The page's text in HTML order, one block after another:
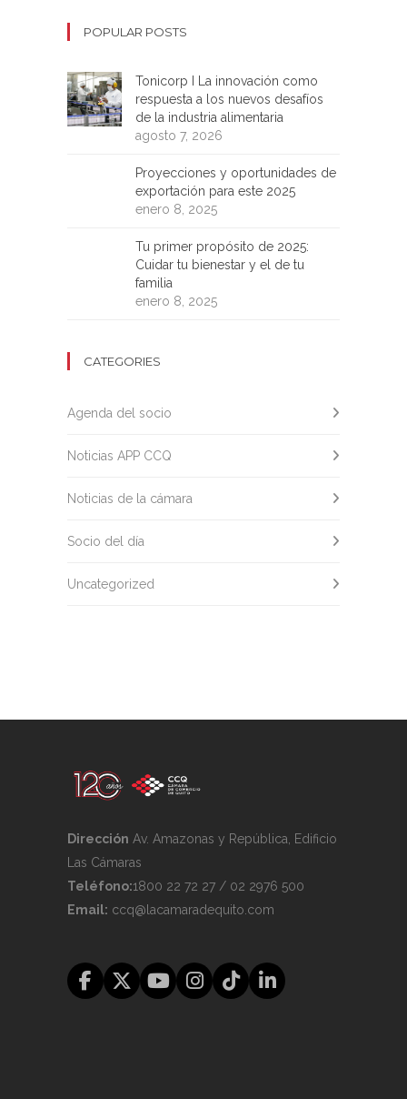
POPULAR POSTS
Tonicorp I La innovación como
respuesta a los nuevos desafíos
de la industria alimentaria
agosto 7, 2026
Proyecciones y oportunidades de
exportación para este 2025
enero 8, 2025
Tu primer propósito de 2025:
Cuidar tu bienestar y el de tu
familia
enero 8, 2025
CATEGORIES
Agenda del socio
Noticias APP CCQ
Noticias de la cámara
Socio del día
Uncategorized
Dirección Av. Amazonas y República, Edificio
Las Cámaras
Teléfono:1800 22 72 27 / 02 2976 500
Email: ccq@lacamaradequito.com